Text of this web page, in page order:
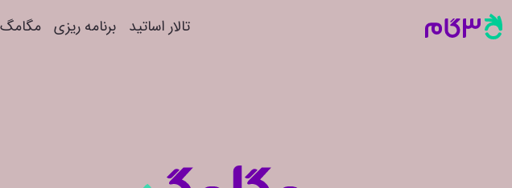
تالار اساتید برنامه ریزی مگامگ